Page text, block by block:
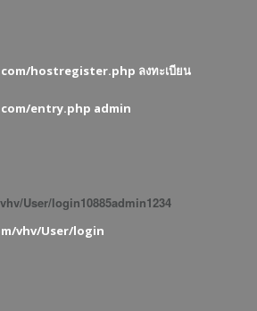
hostregister.php ลงทะเบียน
entry.php admin
User/login10885admin1234
vhv/User/login